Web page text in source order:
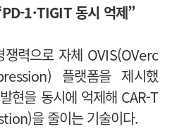
1·TIGIT 동시 억제”
력으로 자체 OVIS(OVerc
플랫폼을 제시했
현을 동시에 억제해 CAR-T
을 줄이는 기술이다.